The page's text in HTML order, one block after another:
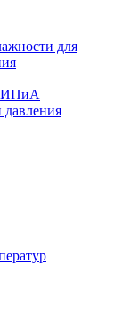
для
давления